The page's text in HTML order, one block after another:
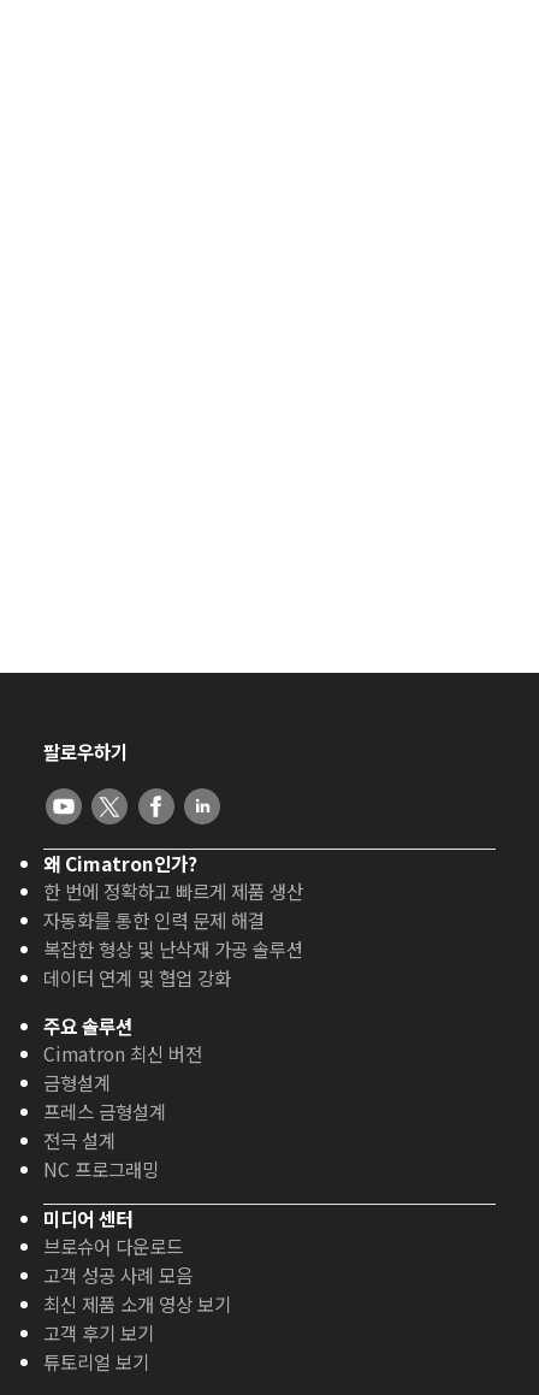
팔로우하기
왜 Cimatron인가?
한 번에 정확하고 빠르게 제품 생산
자동화를 통한 인력 문제 해결
복잡한 형상 및 난삭재 가공 솔루션
데이터 연계 및 협업 강화
주요 솔루션
Cimatron 최신 버전
금형설계
프레스 금형설계
전극 설계
NC 프로그래밍
미디어 센터
브로슈어 다운로드
고객 성공 사례 모음
최신 제품 소개 영상 보기
고객 후기 보기
튜토리얼 보기